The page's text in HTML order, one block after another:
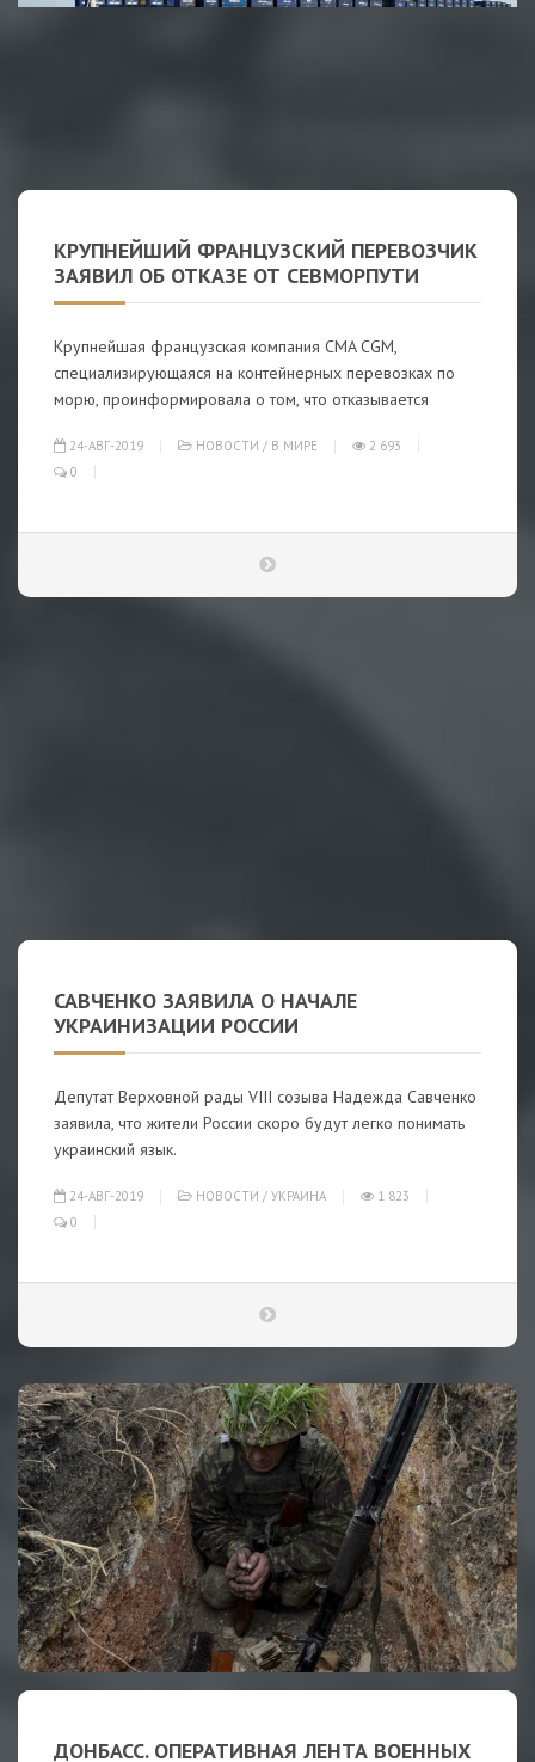
КРУПНЕЙШИЙ ФРАНЦУЗСКИЙ ПЕРЕВОЗЧИК
ЗАЯВИЛ ОБ ОТКАЗЕ ОТ СЕВМОРПУТИ
Крупнейшая французская компания CMA CGM,
специализирующаяся на контейнерных перевозках по
морю, проинформировала о том, что отказывается
24-АВГ-2019 НОВОСТИ / В МИРЕ
2 693
0
САВЧЕНКО ЗАЯВИЛА О НАЧАЛЕ
УКРАИНИЗАЦИИ РОССИИ
Депутат Верховной рады VIII созыва Надежда Савченко
заявила, что жители России скоро будут легко понимать
украинский язык.
24-АВГ-2019 НОВОСТИ / УКРАИНА
1 823
0
ДОНБАСС. ОПЕРАТИВНАЯ ЛЕНТА ВОЕННЫХ